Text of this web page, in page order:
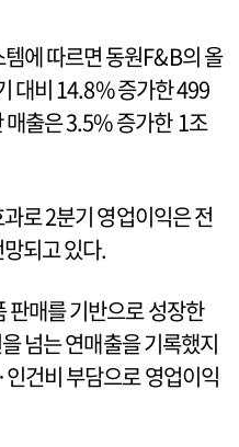
에 따르면 동원F&B의 올
대비 14.8% 증가한 499
매출은 3.5% 증가한 1조
로 2분기 영업이익은 전
되고 있다.
매를 기반으로 성장한
넘는 연매출을 기록했지
건비 부담으로 영업이익